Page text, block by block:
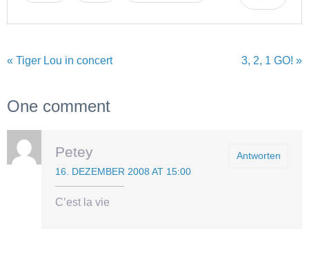
« Tiger Lou in concert 3, 2, 1 GO! »
One comment
Antworten
Petey
16. DEZEMBER 2008 AT 15:00
C’est la vie